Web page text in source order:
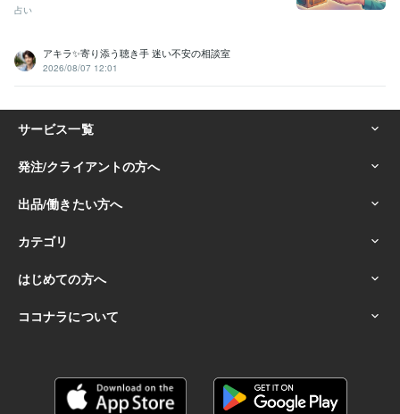
占い
アキラ✨寄り添う聴き手 迷い不安の相談室
2026/08/07 12:01